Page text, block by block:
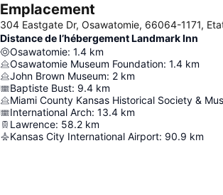
Emplacement
304 Eastgate Dr, Osawatomie, 66064-1171,
Distance de l’hébergement Landmark Inn
Osawatomie: 1.4 km
Osawatomie Museum Foundation: 1.4 km
John Brown Museum: 2 km
Baptiste Bust: 9.4 km
Miami County Kansas Historical Society &
International Arch: 13.4 km
Lawrence: 58.2 km
Kansas City International Airport: 90.9 km